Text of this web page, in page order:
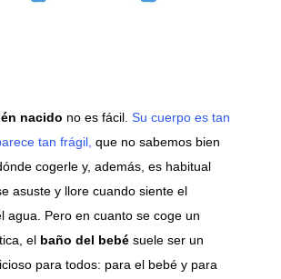
nacido no es fácil. Su cuerpo es tan
tan frágil, que no sabemos bien
cogerle y, además, es habitual
asuste y llore cuando siente el
agua. Pero en cuanto se coge un
elbaño del bebé suele ser un
para todos: para el bebé y para